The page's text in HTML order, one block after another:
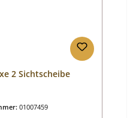
2 Sichtscheibe
01007459